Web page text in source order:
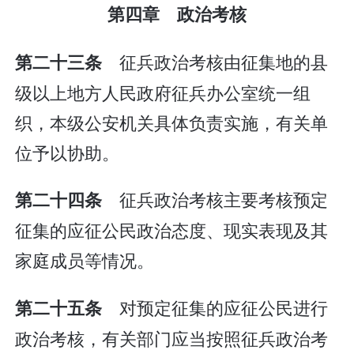
第四章 政治考核
第二十三条 征兵政治考核由征集地的县
级以上地方人民政府征兵办公室统一组
织，本级公安机关具体负责实施，有关单
位予以协助。
第二十四条 征兵政治考核主要考核预定
征集的应征公民政治态度、现实表现及其
家庭成员等情况。
第二十五条 对预定征集的应征公民进行
政治考核，有关部门应当按照征兵政治考